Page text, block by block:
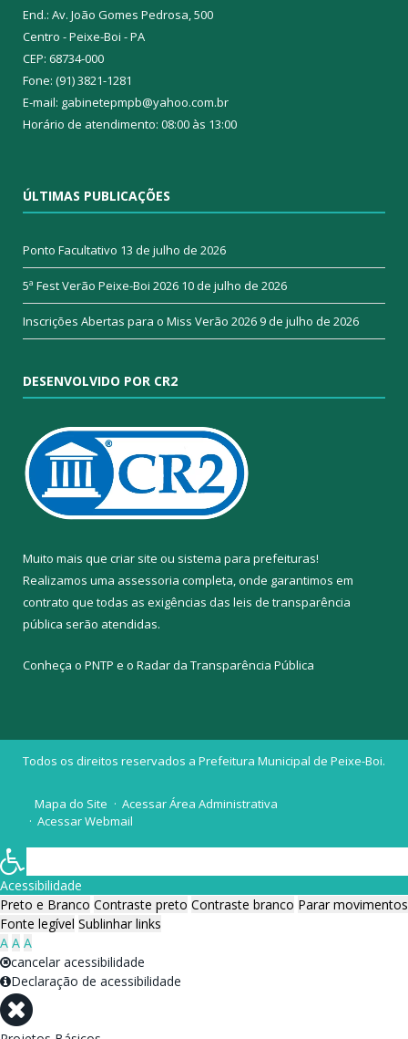
End.: Av. João Gomes Pedrosa, 500
Centro - Peixe-Boi - PA
CEP: 68734-000
Fone: (91) 3821-1281
E-mail: gabinetepmpb@yahoo.com.br
Horário de atendimento: 08:00 às 13:00
ÚLTIMAS PUBLICAÇÕES
Ponto Facultativo 13 de julho de 2026
5ª Fest Verão Peixe-Boi 2026 10 de julho de 2026
Inscrições Abertas para o Miss Verão 20269 de julho de 2026
DESENVOLVIDO POR CR2
Muito mais que criar site ou sistema para prefeituras!
Realizamos uma assessoria completa, onde garantimos em
contrato que todas as exigências das leis de transparência
pública serão atendidas.
Conheça o PNTP e o Radar da Transparência Pública
Todos os direitos reservados a Prefeitura Municipal de Peixe-Boi.
Mapa do Site
Acessar Área Administrativa
Acessar Webmail
Acessibilidade
Preto e Branco Contraste preto Contraste branco Parar movimentos
Fonte legível Sublinhar links
A A A
cancelar acessibilidade
Declaração de acessibilidade